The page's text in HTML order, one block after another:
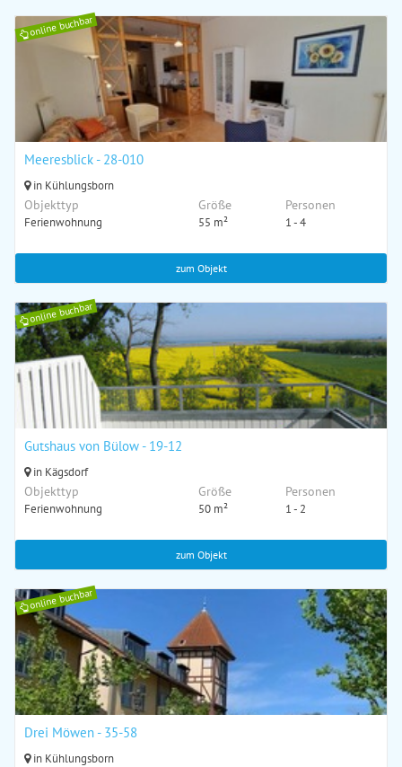
online buchbar
Meeresblick - 28-010
in Kühlungsborn
Objekttyp
Ferienwohnung
Größe
55 m²
Personen
1 - 4
zum Objekt
online buchbar
Gutshaus von Bülow - 19-12
in Kägsdorf
Objekttyp
Ferienwohnung
Größe
50 m²
Personen
1 - 2
zum Objekt
online buchbar
Drei Möwen - 35-58
in Kühlungsborn